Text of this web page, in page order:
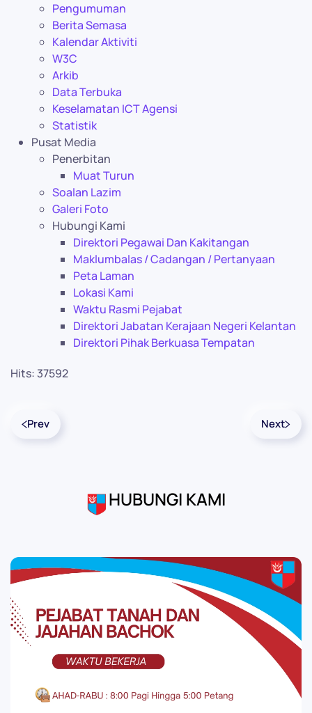
Pengumuman
Berita Semasa
Kalendar Aktiviti
W3C
Arkib
Data Terbuka
Keselamatan ICT Agensi
Statistik
Pusat Media
Penerbitan
Muat Turun
Soalan Lazim
Galeri Foto
Hubungi Kami
Direktori Pegawai Dan Kakitangan
Maklumbalas / Cadangan / Pertanyaan
Peta Laman
Lokasi Kami
Waktu Rasmi Pejabat
Direktori Jabatan Kerajaan Negeri Kelantan
Direktori Pihak Berkuasa Tempatan
Hits: 37592
Prev Next
HUBUNGI KAMI